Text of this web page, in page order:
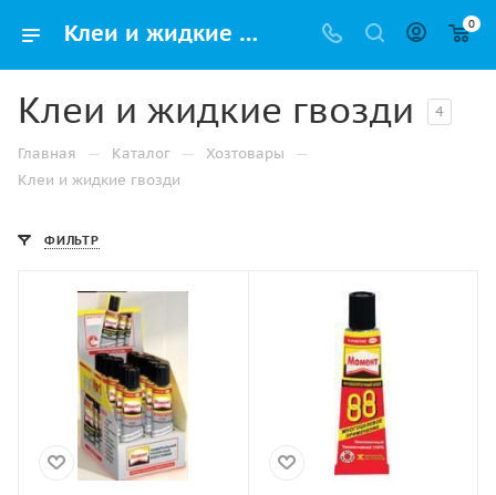
Клеи и жидкие гвозди – купить хозяйственные товары в розницу с доставкой 0
Клеи и жидкие гвозди 4
Главная — Каталог — Хозтовары —
Клеи и жидкие гвозди
ФИЛЬТР